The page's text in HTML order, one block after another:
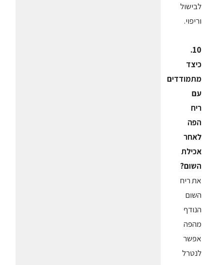
לבישול
וריפוי.
10.
כיצד
מתמודדים
עם
ריח
הפה
לאחר
אכילת
השום?
את ריח
השום
הנודף
מהפה
אפשר
לנטרל